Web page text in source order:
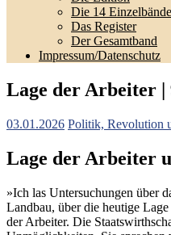
Die 14 Einzelbände
Das Register
Der Gesamtband
Impressum/Datenschutz
Lage der Arbeiter |
03.01.2026 Politik, Revolution
Lage der Arbeiter
»Ich las Untersuchungen über
Landbau, über die heutige
der Arbeiter. Die